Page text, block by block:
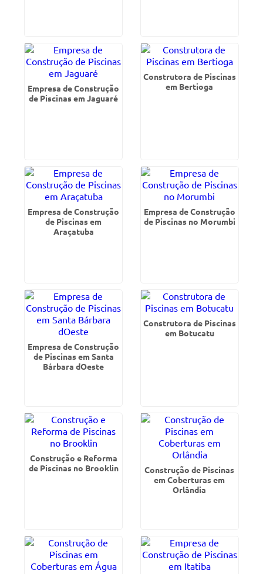
Empresa de Construção
de Piscinas em Jaguaré
Construtora de Piscinas
em Bertioga
Empresa de Construção
de Piscinas em
Araçatuba
Empresa de Construção
de Piscinas no Morumbi
Empresa de Construção
de Piscinas em Santa
Bárbara dOeste
Construtora de Piscinas
em Botucatu
Construção e Reforma
de Piscinas no Brooklin
Construção de Piscinas
em Coberturas em
Orlândia